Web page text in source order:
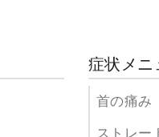
症状メニ
首の痛み
ストレー